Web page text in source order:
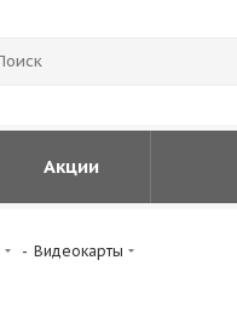
Акции
- Видеокарты